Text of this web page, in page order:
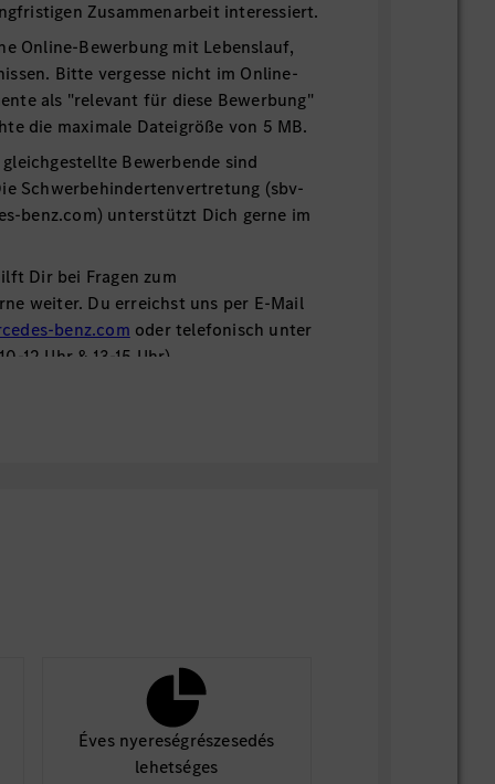
Zusammenarbeit interessiert.
Online-Bewerbung mit Lebenslauf,
Bitte vergesse nicht im Online-
als "relevant für diese Bewerbung"
die maximale Dateigröße von 5 MB.
Bewerbende sind
Schwerbehindertenvertretung (sbv-
benz.com) unterstützt Dich gerne im
Dir bei Fragen zum
weiter. Du erreichst uns per E-Mail
benz.com oder telefonisch unter
12 Uhr & 13-15 Uhr).
Éves nyereségrészesedés
lehetséges